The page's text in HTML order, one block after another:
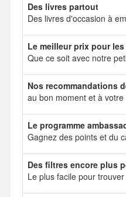
Des livres partout
Des livres d'occasion à
Le meilleur prix pour
Que ce soit avec notre
Nos recommandations
au bon moment et à
Le programme
Gagnez des points et du
Des filtres encore plus
Le plus facile pour